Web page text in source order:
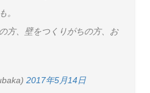
。
方、壁をつくりがちの方、お
2017年5月14日